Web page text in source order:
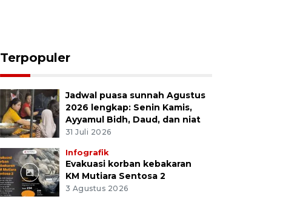
Terpopuler
Jadwal puasa sunnah Agustus
2026 lengkap: Senin Kamis,
Ayyamul Bidh, Daud, dan niat
31 Juli 2026
Infografik
Evakuasi korban kebakaran
KM Mutiara Sentosa 2
3 Agustus 2026